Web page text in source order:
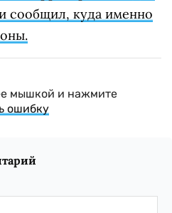
сообщил, куда именно
мышкой и нажмите
ошибку